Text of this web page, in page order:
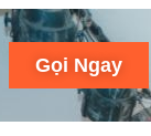
Gọi Ngay